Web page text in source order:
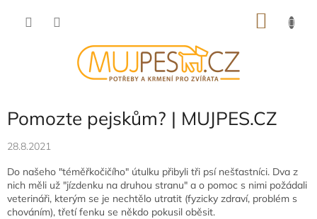
Pomozte pejskům? | MUJPES.CZ
28.8.2021
Do našeho "téměřkočičího" útulku přibyli tři psí nešťastníci. Dva z
nich měli už "jízdenku na druhou stranu" a o pomoc s nimi požádali
veterináři, kterým se je nechtělo utratit (fyzicky zdraví, problém s
chováním), třetí fenku se někdo pokusil oběsit.